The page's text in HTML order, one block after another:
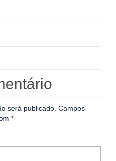
será publicado. Campos
*